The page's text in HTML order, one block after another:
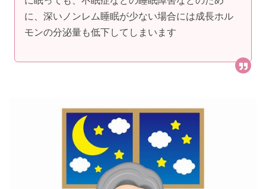
に、深いノンレム睡眠が少ない場合には成長ホル
モンの分泌量も低下してしまいます